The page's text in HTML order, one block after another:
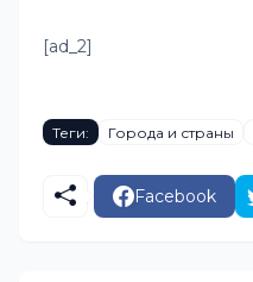
[ad_2]
Теги: Города и страны
Facebook